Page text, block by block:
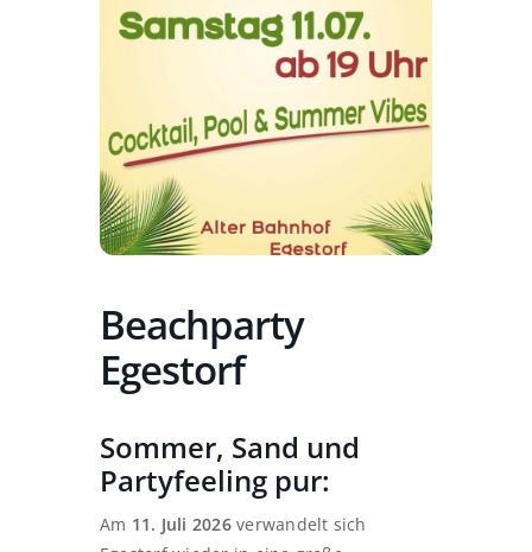
Beachparty
Egestorf
Sommer, Sand und
Partyfeeling pur:
Am 11. Juli 2026verwandelt sich